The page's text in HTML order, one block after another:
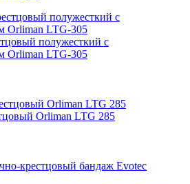
полужесткий с
Orliman LTG-305
Orliman LTG 285